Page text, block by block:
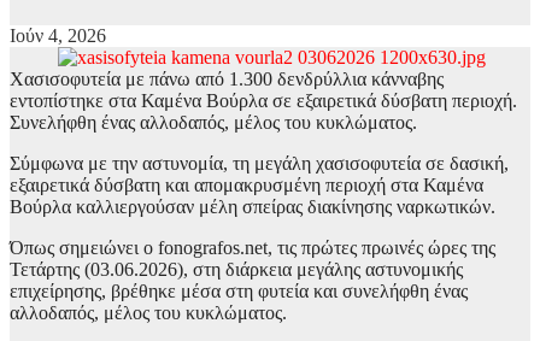
Ιούν 4, 2026
Χασισοφυτεία με πάνω από 1.300 δενδρύλλια κάνναβης
εντοπίστηκε στα Καμένα Βούρλα σε εξαιρετικά δύσβατη περιοχή.
Συνελήφθη ένας αλλοδαπός, μέλος του κυκλώματος.
Σύμφωνα με την αστυνομία, τη μεγάλη χασισοφυτεία σε δασική,
εξαιρετικά δύσβατη και απομακρυσμένη περιοχή στα Καμένα
Βούρλα καλλιεργούσαν μέλη σπείρας διακίνησης ναρκωτικών.
Όπως σημειώνει ο fonografos.net, τις πρώτες πρωινές ώρες της
Τετάρτης (03.06.2026), στη διάρκεια μεγάλης αστυνομικής
επιχείρησης, βρέθηκε μέσα στη φυτεία και συνελήφθη ένας
αλλοδαπός, μέλος του κυκλώματος.